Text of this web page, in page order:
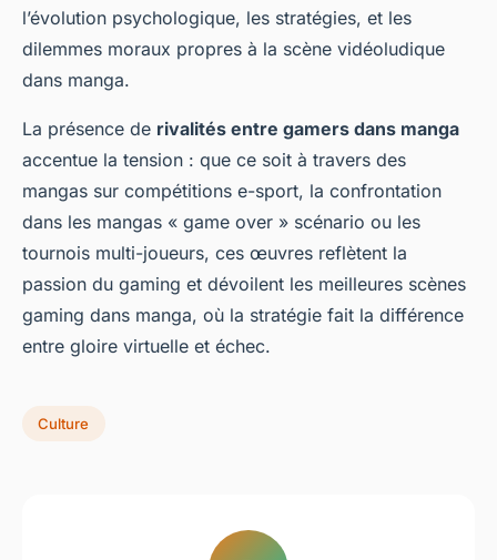
l’évolution psychologique, les stratégies, et les
dilemmes moraux propres à la scène vidéoludique
dans manga.
La présence de rivalités entre gamers dans manga
accentue la tension : que ce soit à travers des
mangas sur compétitions e-sport, la confrontation
dans les mangas « game over » scénario ou les
tournois multi-joueurs, ces œuvres reflètent la
passion du gaming et dévoilent les meilleures scènes
gaming dans manga, où la stratégie fait la différence
entre gloire virtuelle et échec.
Culture